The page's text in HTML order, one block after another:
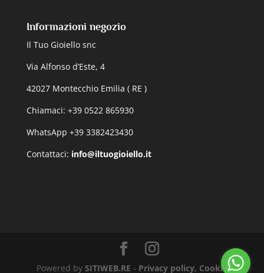
Informazioni negozio
Il Tuo Gioiello snc
Via Alfonso d’Este, 4
42027 Montecchio Emilia ( RE )
Chiamaci: +39 0522 865930
WhatsApp +39 3382423430
Contattaci: info@iltuogioiello.it
Powered by SITIWEB.RE - Privacy policy, Cookie